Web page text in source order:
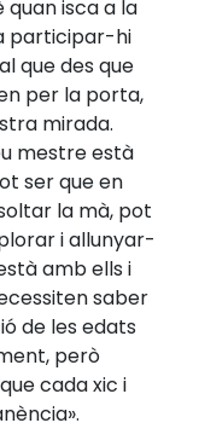
quan isca a la
participar-hi
que des que
per la porta,
mirada.
mestre està
ser que en
la mà, pot
i allunyar-
amb ells i
saber
de les edats
però
cada xic i